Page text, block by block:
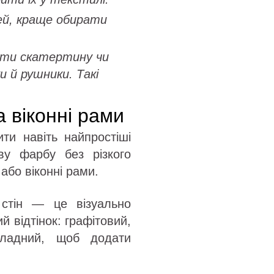
краще обирати
скатертину чи
й рушники. Такі
рами
навіть найпростіші
фарбу без різкого
віконні рами.
— це візуально
відтінок: графітовий,
щоб додати